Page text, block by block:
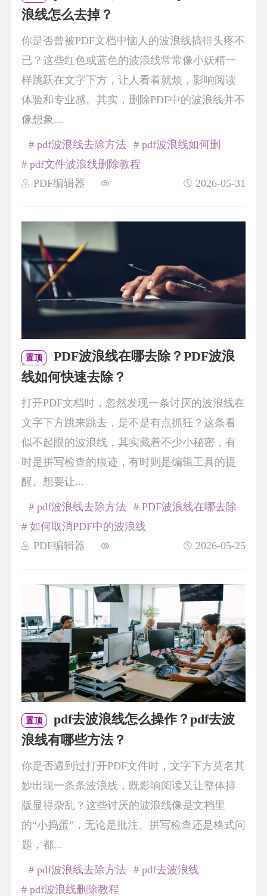
浪线怎么去掉？
你是否曾被PDF文档中恼人的波浪线搞得头疼不
已？这些红色或蓝色的波浪线常常像小妖精一
样跳跃在文字下方，让人看着就烦，影响阅读
体验和专业感。其实，删除PDF中的波浪线并不
像想象...
PDF编辑器 2026-05-31
# pdf波浪线去除方法
# pdf波浪线如何删
# pdf文件波浪线删除教程
置顶
PDF波浪线在哪去除？PDF波浪
线如何快速去除？
打开PDF文档时，忽然发现一条讨厌的波浪线在
文字下方跳来跳去，是不是有点抓狂？这条看
似不起眼的波浪线，其实藏着不少小秘密，有
时是拼写检查的痕迹，有时则是编辑工具的提
醒。想要让...
PDF编辑器 2026-05-25
# pdf波浪线去除方法
# PDF波浪线在哪去除
# 如何取消PDF中的波浪线
置顶
pdf去波浪线怎么操作？pdf去波
浪线有哪些方法？
你是否遇到过打开PDF文件时，文字下方莫名其
妙出现一条条波浪线，既影响阅读又让整体排
版显得杂乱？这些讨厌的波浪线像是文档里
的“小捣蛋”，无论是批注、拼写检查还是格式问
题，都...
# pdf波浪线去除方法
# pdf去波浪线
# pdf波浪线删除教程